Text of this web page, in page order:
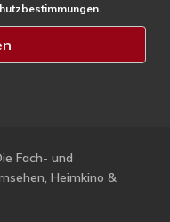
Fach- und
Heimkino &